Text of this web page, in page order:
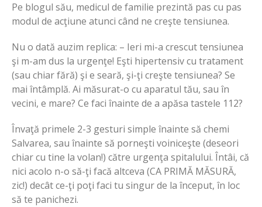
Pe blogul său, medicul de familie prezintă pas cu pas
modul de acţiune atunci când ne creşte tensiunea.
Nu o dată auzim replica: – Ieri mi-a crescut tensiunea
şi m-am dus la urgenţe! Eşti hipertensiv cu tratament
(sau chiar fără) şi e seară, şi-ţi creşte tensiunea? Se
mai întâmplă. Ai măsurat-o cu aparatul tău, sau în
vecini, e mare? Ce faci înainte de a apăsa tastele 112?
Învaţă primele 2-3 gesturi simple înainte să chemi
Salvarea, sau înainte să porneşti voiniceşte (deseori
chiar cu tine la volan!) către urgenţa spitalului. Întâi, că
nici acolo n-o să-ţi facă altceva (CA PRIMĂ MĂSURĂ,
zic!) decât ce-ţi poţi faci tu singur de la început, în loc
să te panichezi.